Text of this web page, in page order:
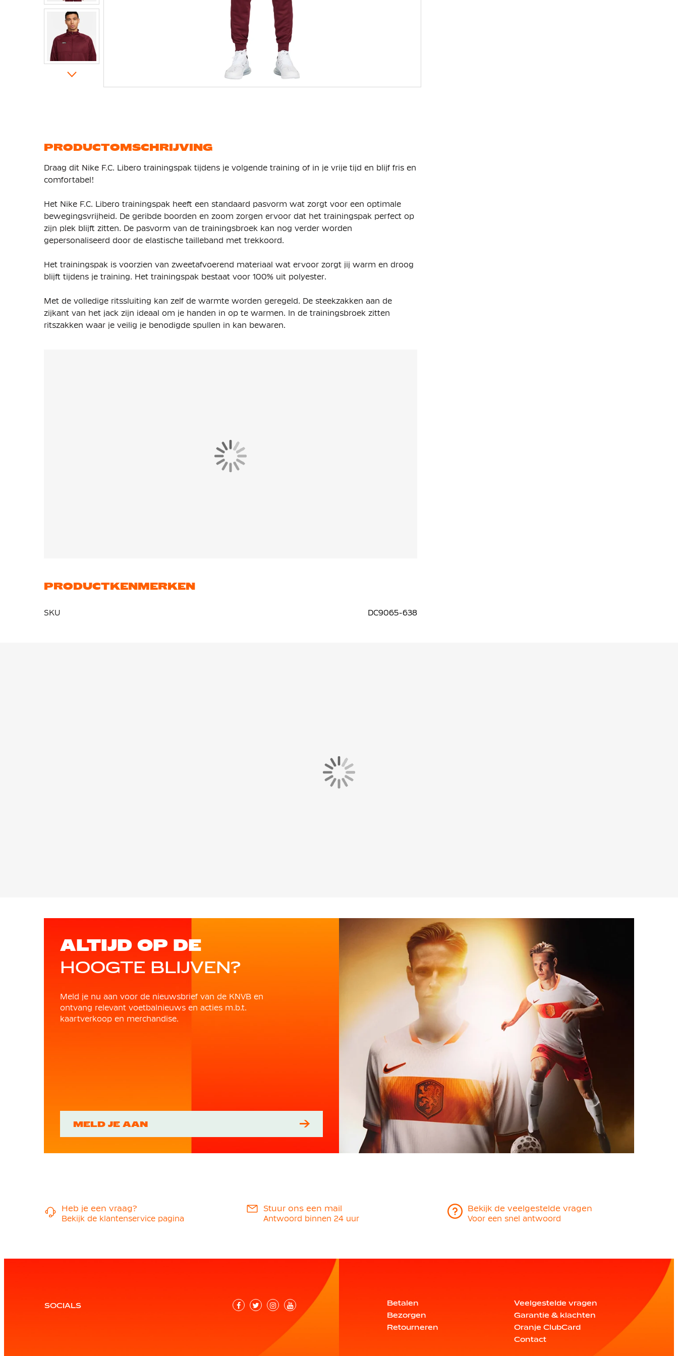
gallerij
PRODUCTOMSCHRIJVING
Draag dit Nike F.C. Libero trainingspak tijdens je volgende training of in je vrije tijd en blijf fris en
comfortabel!
Het Nike F.C. Libero trainingspak heeft een standaard pasvorm wat zorgt voor een optimale
bewegingsvrijheid. De geribde boorden en zoom zorgen ervoor dat het trainingspak perfect op
zijn plek blijft zitten. De pasvorm van de trainingsbroek kan nog verder worden
gepersonaliseerd door de elastische tailleband met trekkoord.
Het trainingspak is voorzien van zweetafvoerend materiaal wat ervoor zorgt jij warm en droog
blijft tijdens je training. Het trainingspak bestaat voor 100% uit polyester.
Met de volledige ritssluiting kan zelf de warmte worden geregeld. De steekzakken aan de
zijkant van het jack zijn ideaal om je handen in op te warmen. In de trainingsbroek zitten
ritszakken waar je veilig je benodigde spullen in kan bewaren.
PRODUCTKENMERKEN
SKU DC9065-638
ALTIJD OP DE
HOOGTE BLIJVEN?
Meld je nu aan voor de nieuwsbrief van de KNVB en
ontvang relevant voetbalnieuws en acties m.b.t.
kaartverkoop en merchandise.
MELD JE AAN
Heb je een vraag?
Bekijk de klantenservice pagina
Stuur ons een mail
Antwoord binnen 24 uur
Bekijk de veelgestelde vragen
Voor een snel antwoord
SOCIALS
Betalen
Bezorgen
Retourneren
Veelgestelde vragen
Garantie & klachten
Oranje ClubCard
Contact